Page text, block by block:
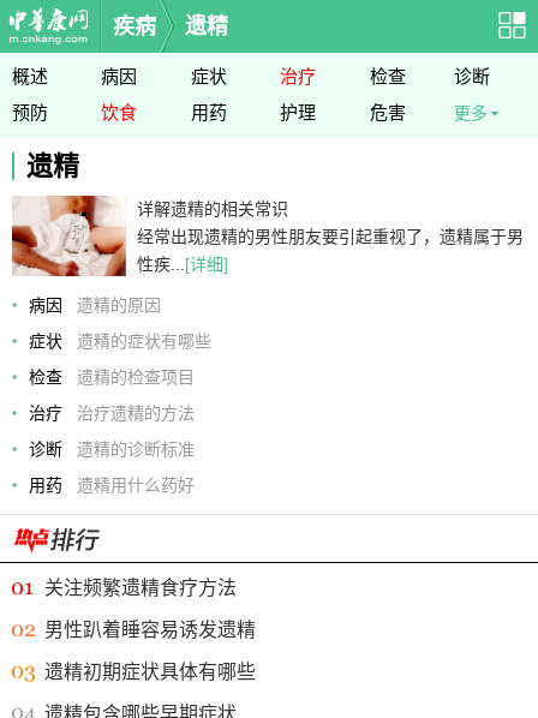
疾病 遗精
概述 病因 症状 治疗 检查
诊断
预防
饮食 用药 护理 危害 更多
遗精
详解遗精的相关常识
经常出现遗精的男性朋友要引起重视了，遗精属于男
性疾... [详细]
病因
遗精的原因
症状
遗精的症状有哪些
检查
遗精的检查项目
治疗
治疗遗精的方法
诊断
遗精的诊断标准
用药
遗精用什么药好
关注频繁遗精食疗方法
男性趴着睡容易诱发遗精
遗精初期症状具体有哪些
遗精包含哪些早期症状